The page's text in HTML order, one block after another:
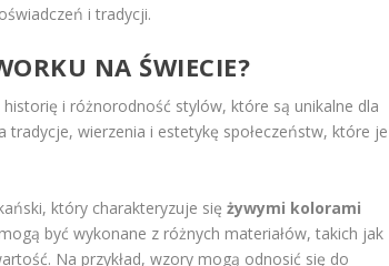
i tradycji.
NA ŚWIECIE?
i różnorodność stylów, które są unikalne dla
tradycje, wierzenia i estetykę społeczeństw, które je
który charakteryzuje siężywymi kolorami
być wykonane z różnych materiałów, takich jak
Na przykład, wzory mogą odnosić się do